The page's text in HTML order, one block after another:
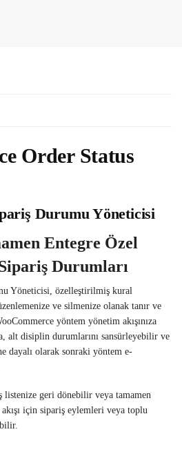
Order Status
Durumu Yöneticisi
Entegre Özel
Durumları
Yöneticisi, özelleştirilmiş kural
ve silmenize olanak tanır ve
yöntem yönetim akışınıza
alt disiplin durumlarını sansürleyebilir ve
dayalı olarak sonraki yöntem e-
listenize geri dönebilir veya tamamen
için sipariş eylemleri veya toplu